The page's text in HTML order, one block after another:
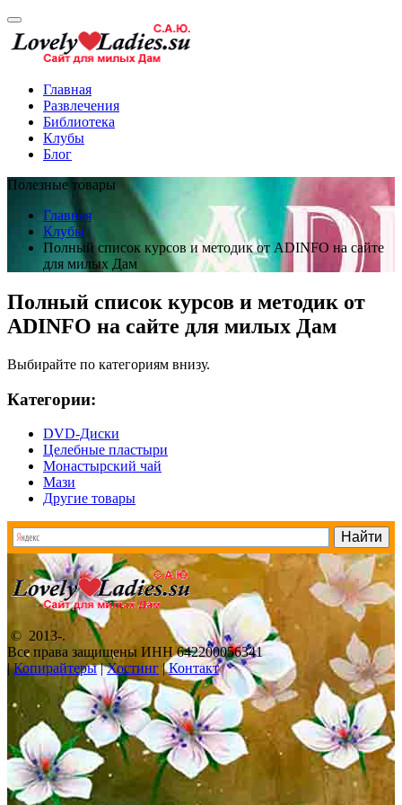
Главная
Развлечения
Библиотека
Клубы
Блог
Полезные товары
Главная
Клубы
Полный список курсов и методик от ADINFO на сайте
для милых Дам
Полный список курсов и методик от
ADINFO на сайте для милых Дам
Выбирайте по категориям внизу.
Категории:
DVD-Диски
Целебные пластыри
Монастырский чай
Мази
Другие товары
© 2013-.
Все права защищены ИНН 642200056341
|Копирайтеры|Хостинг|Контакт